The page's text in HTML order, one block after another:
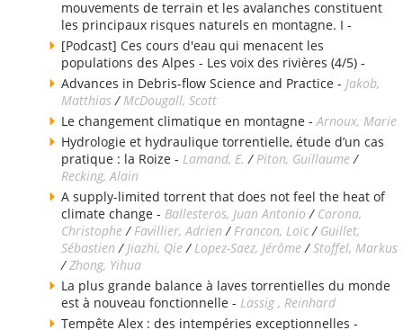
mouvements de terrain et les avalanches constituent
les principaux risques naturels en montagne. I -
[Podcast] Ces cours d'eau qui menacent les
populations des Alpes - Les voix des rivières (4/5) -
Advances in Debris-flow Science and Practice - Jakob,
Matthias/McDougall, Scott
Le changement climatique en montagne -Arnoux, Marie
Hydrologie et hydraulique torrentielle, étude d’un cas
pratique : la Roize - Lamand, E. / Piton, Guillaume/
Recking, Alain
A supply-limited torrent that does not feel the heat of
climate change - Ballesteros, Juan Antonio / Corona,
Christophe/ Favillier, Adrien / Francon, Loïc/ Guillet,
Sébastien / Jiazhi, Qie/ Lopez-Saez, Jérôme/Stoffel, Markus
/Zhong, Yihua
La plus grande balance à laves torrentielles du monde
est à nouveau fonctionnelle - Lässig , Reinhard
Tempête Alex : des intempéries exceptionnelles -